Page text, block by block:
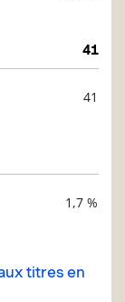
41
41
1,7 %
titres en